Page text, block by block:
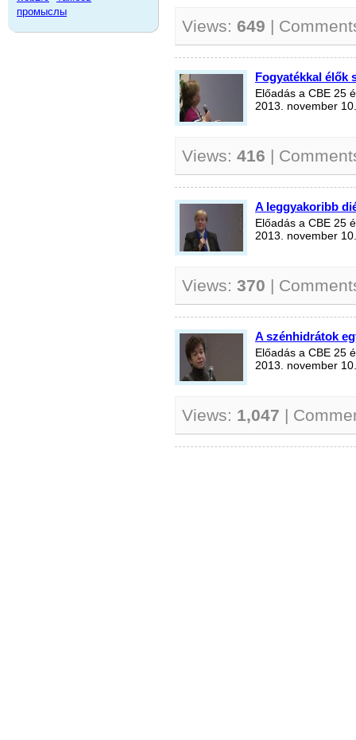
промыслы
Views: 649 |
Fogyatékkal élők
Előadás a CBE 25
2013. november 10.
Views: 416 |
A leggyakoribb
Előadás a CBE 25
2013. november 10.
Views: 370 |
A szénhidrátok
Előadás a CBE 25
2013. november 10.
Views: 1,047 |